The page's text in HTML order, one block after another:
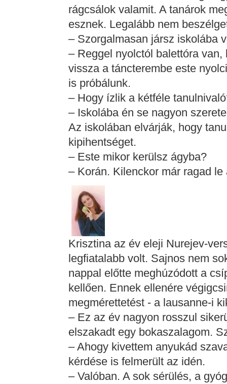
rágcsálok valamit. A tanárok
esznek. Legalább nem
– Szorgalmasan jársz iskolába
– Reggel nyolctól balettóra
vissza a táncterembe este
is próbálunk.
– Hogy ízlik a kétféle
– Iskolába én se nagyon
Az iskolában elvárják, hogy
kipihentséget.
– Este mikor kerülsz ágyba?
– Korán. Kilenckor már ragad le
Krisztina az év eleji Nurejev-
legfiatalabb volt. Sajnos nem
nappal előtte meghúzódott a
kellően. Ennek ellenére
megmérettetést - a lausanne-i
– Ez az év nagyon rosszul
elszakadt egy bokaszalagom.
– Ahogy kivettem anyukád
kérdése is felmerült az idén.
– Valóban. A sok sérülés, a